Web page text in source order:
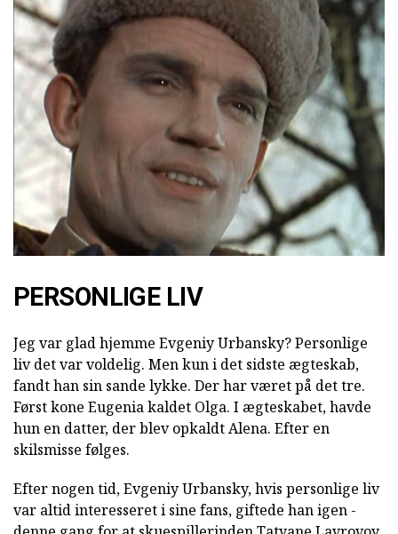
PERSONLIGE LIV
Jeg var glad hjemme Evgeniy Urbansky? Personlige
liv det var voldelig. Men kun i det sidste ægteskab,
fandt han sin sande lykke. Der har været på det tre.
Først kone Eugenia kaldet Olga. I ægteskabet, havde
hun en datter, der blev opkaldt Alena. Efter en
skilsmisse følges.
Efter nogen tid, Evgeniy Urbansky, hvis personlige liv
var altid interesseret i sine fans, giftede han igen -